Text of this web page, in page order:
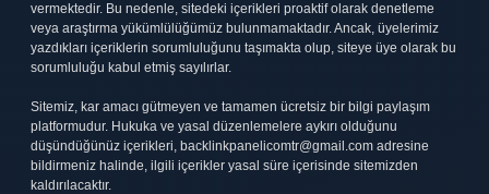
vermektedir. Bu nedenle, sitedeki içerikleri proaktif olarak denetleme
veya araştırma yükümlülüğümüz bulunmamaktadır. Ancak, üyelerimiz
yazdıkları içeriklerin sorumluluğunu taşımakta olup, siteye üye olarak bu
sorumluluğu kabul etmiş sayılırlar.
Sitemiz, kar amacı gütmeyen ve tamamen ücretsiz bir bilgi paylaşım
platformudur. Hukuka ve yasal düzenlemelere aykırı olduğunu
düşündüğünüz içerikleri, backlinkpanelicomtr@gmail.com adresine
bildirmeniz halinde, ilgili içerikler yasal süre içerisinde sitemizden
kaldırılacaktır.